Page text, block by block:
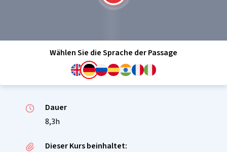
Wählen Sie die Sprache der Passage
Dauer
8,3h
Dieser Kurs beinhaltet: